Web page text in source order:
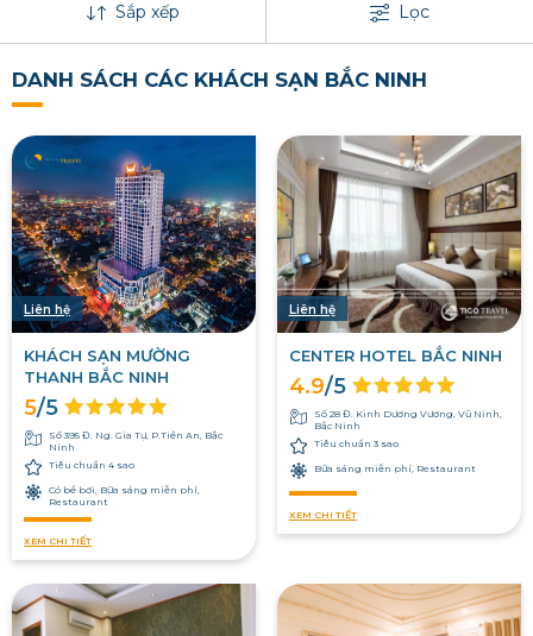
Sắp xếp Lọc
DANH SÁCH CÁC KHÁCH SẠN BẮC NINH
Liên hệ
KHÁCH SẠN MƯỜNG
THANH BẮC NINH
5/5
Số 395 Đ. Ng. Gia Tự, P.Tiền An, Bắc
Ninh
Tiêu chuẩn 4 sao
Có bể bơi, Bữa sáng miễn phí,
Restaurant
XEM CHI TIẾT
Liên hệ
CENTER HOTEL BẮC NINH
4.9/5
Số 28 Đ. Kinh Dương Vương, Vũ Ninh,
Bắc Ninh
Tiêu chuẩn 3 sao
Bữa sáng miễn phí, Restaurant
XEM CHI TIẾT